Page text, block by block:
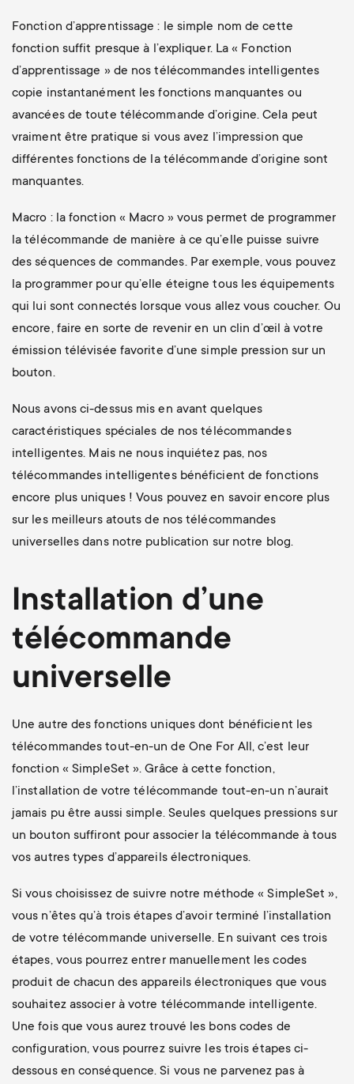
Fonction d’apprentissage : le simple nom de cette
fonction suffit presque à l’expliquer. La « Fonction
d’apprentissage » de nos télécommandes intelligentes
copie instantanément les fonctions manquantes ou
avancées de toute télécommande d’origine. Cela peut
vraiment être pratique si vous avez l’impression que
différentes fonctions de la télécommande d’origine sont
manquantes.
Macro : la fonction « Macro » vous permet de programmer
la télécommande de manière à ce qu’elle puisse suivre
des séquences de commandes. Par exemple, vous pouvez
la programmer pour qu’elle éteigne tous les équipements
qui lui sont connectés lorsque vous allez vous coucher. Ou
encore, faire en sorte de revenir en un clin d’œil à votre
émission télévisée favorite d’une simple pression sur un
bouton.
Nous avons ci-dessus mis en avant quelques
caractéristiques spéciales de nos télécommandes
intelligentes. Mais ne nous inquiétez pas, nos
télécommandes intelligentes bénéficient de fonctions
encore plus uniques ! Vous pouvez en savoir encore plus
sur les meilleurs atouts de nos télécommandes
universelles dans notre publication sur notre blog.
Installation d’une
télécommande
universelle
Une autre des fonctions uniques dont bénéficient les
télécommandes tout-en-un de One For All, c’est leur
fonction « SimpleSet ». Grâce à cette fonction,
l’installation de votre télécommande tout-en-un n’aurait
jamais pu être aussi simple. Seules quelques pressions sur
un bouton suffiront pour associer la télécommande à tous
vos autres types d’appareils électroniques.
Si vous choisissez de suivre notre méthode « SimpleSet »,
vous n’êtes qu’à trois étapes d’avoir terminé l’installation
de votre télécommande universelle. En suivant ces trois
étapes, vous pourrez entrer manuellement les codes
produit de chacun des appareils électroniques que vous
souhaitez associer à votre télécommande intelligente.
Une fois que vous aurez trouvé les bons codes de
configuration, vous pourrez suivre les trois étapes ci-
dessous en conséquence. Si vous ne parvenez pas à